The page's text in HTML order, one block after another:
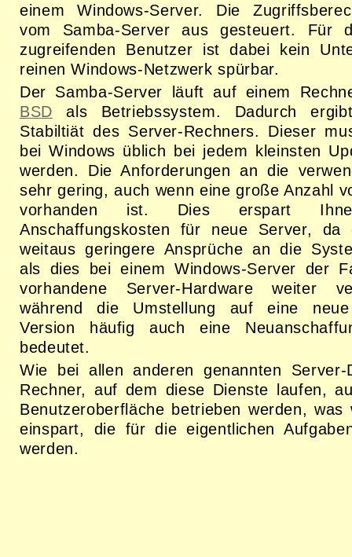
einem Windows-Server. Die
vom Samba-Server aus gesteuert. Für
zugreifenden Benutzer ist dabei kein
reinen Windows-Netzwerk spürbar.
Der Samba-Server läuft auf einem
BSD als Betriebssystem. Dadurch
Stabiltiät des Server-Rechners. Dieser
bei Windows üblich bei jedem kleinsten
werden. Die Anforderungen an die
sehr gering, auch wenn eine große Anzahl
vorhanden ist. Dies erspart
Anschaffungskosten für neue Server, da
weitaus geringere Ansprüche an die
als dies bei einem Windows-Server der
vorhandene Server-Hardware weiter
während die Umstellung auf eine neue
Version häufig auch eine
bedeutet.
Wie bei allen anderen genannten
Rechner, auf dem diese Dienste laufen,
Benutzeroberfläche betrieben werden, was
einspart, die für die eigentlichen
werden.